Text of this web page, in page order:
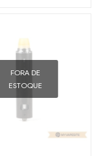
FORA DE
ESTOQUE